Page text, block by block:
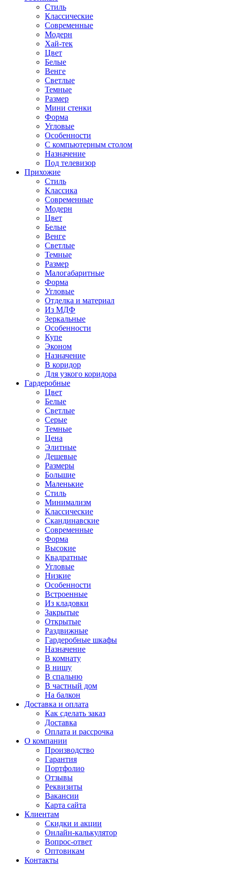
Стиль
Классические
Современные
Модерн
Хай-тек
Цвет
Белые
Венге
Светлые
Темные
Размер
Мини стенки
Форма
Угловые
Особенности
С компьютерным столом
Назначение
Под телевизор
Прихожие
Стиль
Классика
Современные
Модерн
Цвет
Белые
Венге
Светлые
Темные
Размер
Малогабаритные
Форма
Угловые
Отделка и материал
Из МДФ
Зеркальные
Особенности
Купе
Эконом
Назначение
В коридор
Для узкого коридора
Гардеробные
Цвет
Белые
Светлые
Серые
Темные
Цена
Элитные
Дешевые
Размеры
Большие
Маленькие
Стиль
Минимализм
Классические
Скандинавские
Современные
Форма
Высокие
Квадратные
Угловые
Низкие
Особенности
Встроенные
Из кладовки
Закрытые
Открытые
Раздвижные
Гардеробные шкафы
Назначение
В комнату
В нишу
В спальню
В частный дом
На балкон
Доставка и оплата
Как сделать заказ
Доставка
Оплата и рассрочка
О компании
Производство
Гарантия
Портфолио
Отзывы
Реквизиты
Вакансии
Карта сайта
Клиентам
Скидки и акции
Онлайн-калькулятор
Вопрос-ответ
Оптовикам
Контакты